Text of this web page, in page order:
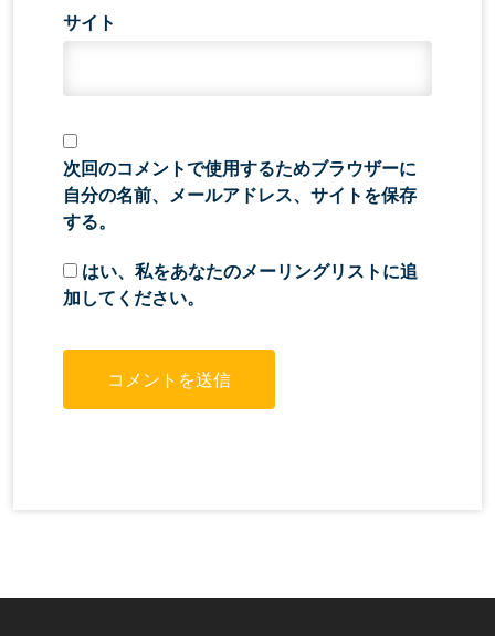
サイト
次回のコメントで使用するためブラウザーに
自分の名前、メールアドレス、サイトを保存
する。
はい、私をあなたのメーリングリストに追
加してください。